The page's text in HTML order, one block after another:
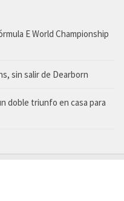
E World Championship
sin salir de Dearborn
doble triunfo en casa para